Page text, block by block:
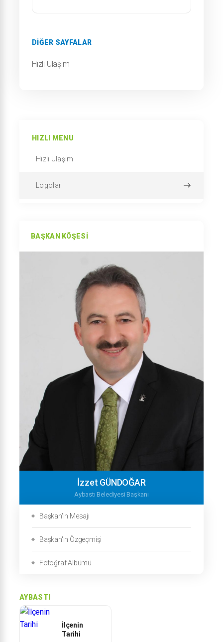
DIĞER SAYFALAR
Hızlı Ulaşım
HIZLI MENU
Hızlı Ulaşım
Logolar
BAŞKAN KÖŞESI
İzzet GÜNDOĞAR
Aybastı Belediyesi Başkanı
Başkan'ın Mesajı
Başkan'ın Özgeçmişi
Fotoğraf Albümü
AYBASTI
İlçenin
Tarihi